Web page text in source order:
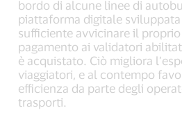
bordo di alcune linee di
piattaforma digitale sviluppata
sufficiente avvicinare il
pagamento ai validatori
è acquistato. Ciò migliora
viaggiatori, e al contempo
efficienza da parte degli
trasporti.